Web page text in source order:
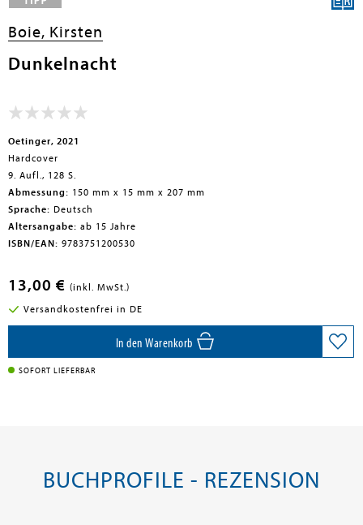
submenu
Boie, Kirsten
Dunkelnacht
Oetinger, 2021
Hardcover
9. Aufl., 128 S.
Abmessung: 150 mm x 15 mm x 207 mm
Sprache: Deutsch
Altersangabe: ab 15 Jahre
ISBN/EAN: 9783751200530
13,00 € (inkl. MwSt.)
Versandkostenfrei in DE
In den Warenkorb
SOFORT LIEFERBAR
BUCHPROFILE - REZENSION